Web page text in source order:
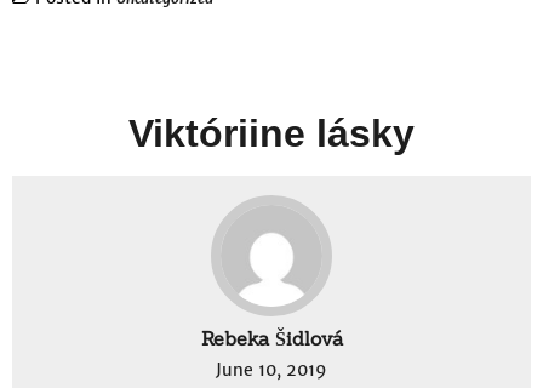
Viktóriine lásky
Rebeka Šidlová
June 10, 2019